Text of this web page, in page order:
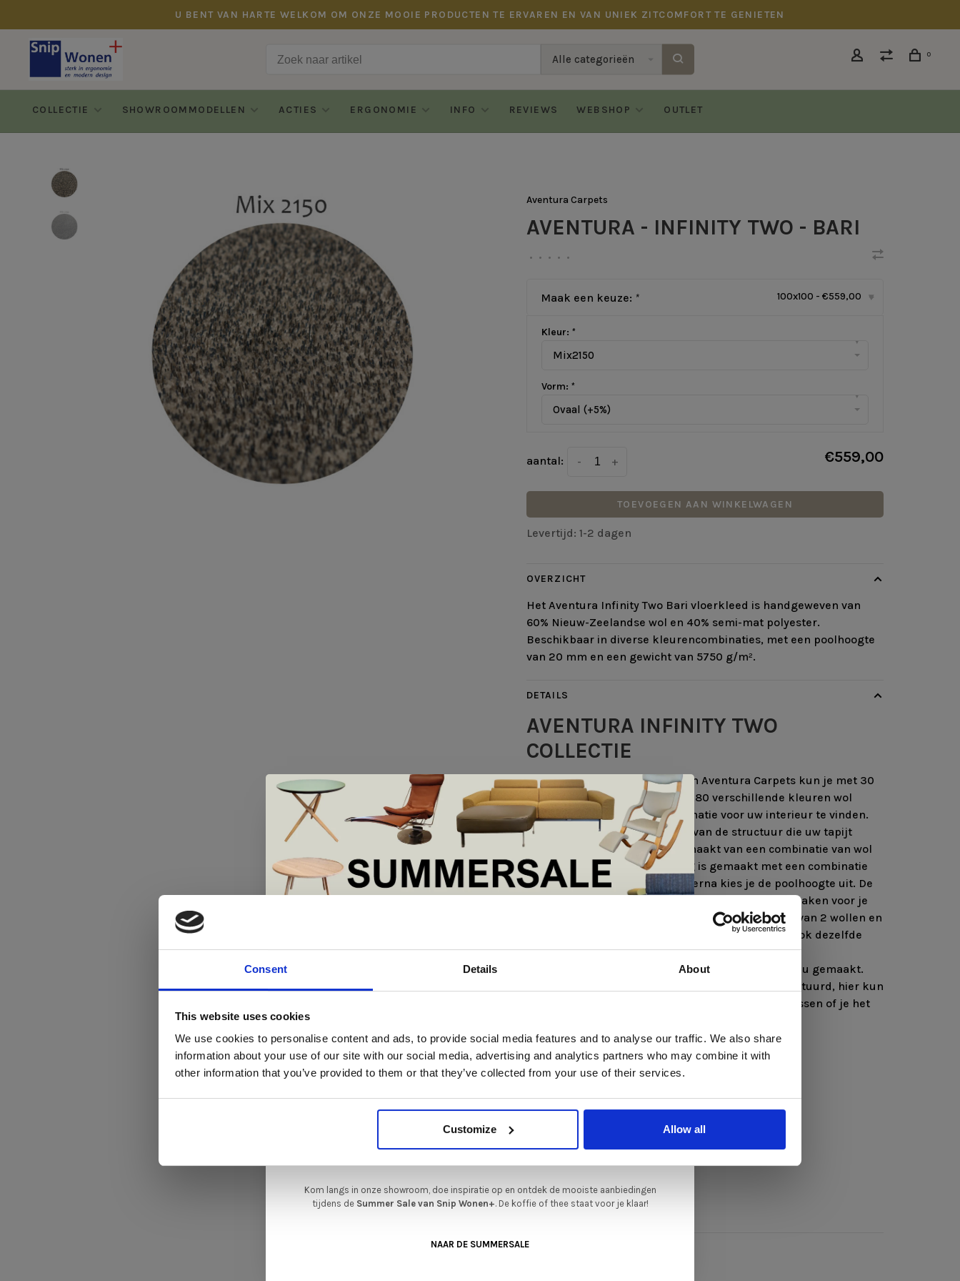
Consent Details About
This website uses cookies
We use cookies to personalise content and ads, to provide social media features and to analyse our traffic. We also share
information about your use of our site with our social media, advertising and analytics partners who may combine it with
other information that you’ve provided to them or that they’ve collected from your use of their services.
Customize Allow all
U BENT VAN HARTE WELKOM OM ONZE MOOIE PRODUCTEN TE ERVAREN EN VAN UNIEK ZITCOMFORT TE GENIETEN
Alle categorieën 0
COLLECTIE SHOWROOMMODELLEN ACTIES ERGONOMIE INFO REVIEWS WEBSHOP OUTLET
Aventura Carpets
AVENTURA - INFINITY TWO - BARI
• • • • •
Maak een keuze: * 100x100 - €559,00 ▾
Kleur: *
Mix2150
▾
Vorm: *
Ovaal (+5%)
▾
aantal: +
- €559,00
TOEVOEGEN AAN WINKELWAGEN
Levertijd: 1-2 dagen
OVERZICHT
Het Aventura Infinity Two Bari vloerkleed is handgeweven van
60% Nieuw-Zeelandse wol en 40% semi-mat polyester.
Beschikbaar in diverse kleurencombinaties, met een poolhoogte
van 20 mm en een gewicht van 5750 g/m².
DETAILS
AVENTURA INFINITY TWO
COLLECTIE
Met de Infinity Two collectie van Aventura Carpets kun je met 30
kleuren polyster garen en met 80 verschillende kleuren wol
werken om de perfectie combinatie voor uw interieur te vinden.
De eerste stap is het beslissen van de structuur die uw tapijt
krijgt. De basisinstelling is gemaakt van een combinatie van wol
en polyester. De basisinstelling is gemaakt met een combinatie
van wol en polyester en wol. Hierna kies je de poolhoogte uit. De
volgende stap is, de perfecte kleurencombinatie maken voor je
interieur. Deze kan je zelf ontwerpen door middel van 2 wollen en
3 polyester kleuren samen te voegen. Dit mogen ook dezelfde
kleuren zijn, de mogelijkheden zijn eindeloos.
Heeft u dit uitgezocht, word er een pom apart voor u gemaakt.
Deze kleurenmix word binnen enkele dagen opgestuurd, hier kun
je een deel van het eindresultaat zien en dan beslissen of je het
Materiaal Bari:
- 60% NZ wol , 40% semi-mat polyester
3 polyester garens verdeeld in max 3 kleuren
Totaal gewicht
5750 gr/m2
De Summer Sale bij Snip Wonen+ is gestart!
In onze showroom vind je een uitgebreide selectie designmeubelen van
gerenommeerde Nederlandse en Europese merken. Onder andere showroommodellen
van
Sculptures Jeux Artisanzijn nu extra voordelig
gelegenheid om jouw favoriete designmeubel geheel naar wens samen te stellen,
met de kwaliteit, het comfort en de uitstraling die je van Snip Wonen+ mag
Kom langs in onze showroom, doe inspiratie op en ontdek de mooiste aanbiedingen
tijdens de Summer Sale van Snip Wonen+. De koffie of thee staat voor je klaar!
NAAR DE SUMMERSALE